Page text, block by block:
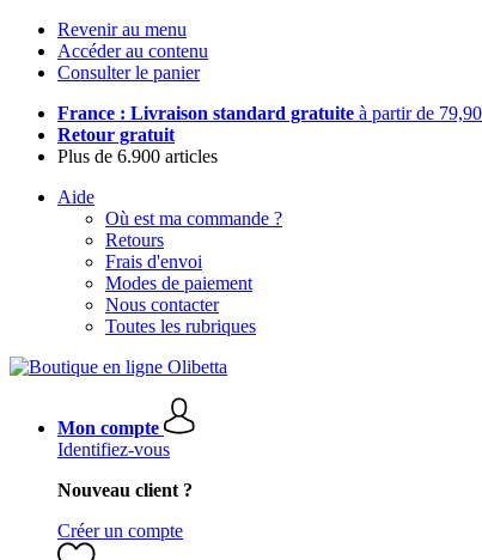
Revenir au menu
Accéder au contenu
Consulter le panier
France : Livraison standard gratuite à partir de
Retour gratuit
Plus de 6.900 articles
Aide
Où est ma commande ?
Retours
Frais d'envoi
Modes de paiement
Nous contacter
Toutes les rubriques
Mon compte
Identifiez-vous
Nouveau client ?
Créer un compte